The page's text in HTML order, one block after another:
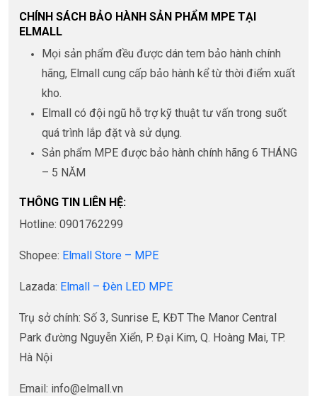
CHÍNH SÁCH BẢO HÀNH SẢN PHẨM MPE TẠI
ELMALL
Mọi sản phẩm đều được dán tem bảo hành chính
hãng, Elmall cung cấp bảo hành kể từ thời điểm xuất
kho.
Elmall có đội ngũ hỗ trợ kỹ thuật tư vấn trong suốt
quá trình lắp đặt và sử dụng.
Sản phẩm MPE được bảo hành chính hãng 6 THÁNG
– 5 NĂM
THÔNG TIN LIÊN HỆ:
Hotline: 0901762299
Shopee: Elmall Store – MPE
Lazada: Elmall – Đèn LED MPE
Trụ sở chính: Số 3, Sunrise E, KĐT The Manor Central
Park đường Nguyễn Xiển, P. Đại Kim, Q. Hoàng Mai, TP.
Hà Nội
Email: info@elmall.vn